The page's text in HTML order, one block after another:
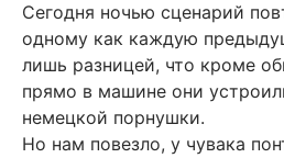
Сегодня ночью сценарий
одному как каждую
лишь разницей, что кроме
прямо в машине они
немецкой порнушки.
Но нам повезло, у чувака